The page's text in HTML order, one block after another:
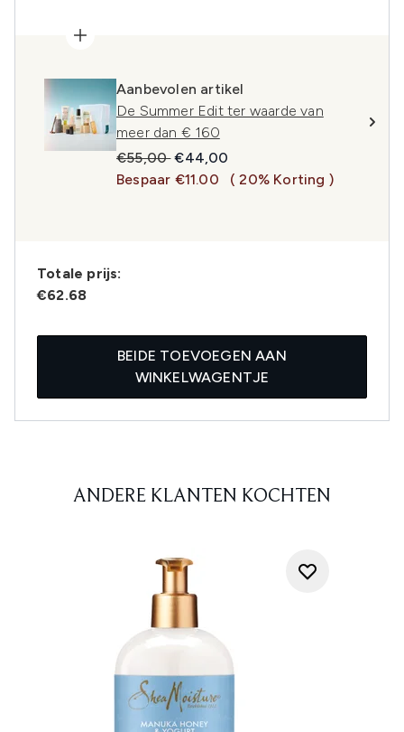
Aanbevolen artikel
De Summer Edit ter waarde van
meer dan € 160
Recommended Retail Price:
€55,00Huidige prijs:
€44,00
Bespaar €11.00
( 20% Korting )
Totale prijs:
€62.68
BEIDE TOEVOEGEN AAN
WINKELWAGENTJE
ANDERE KLANTEN KOCHTEN